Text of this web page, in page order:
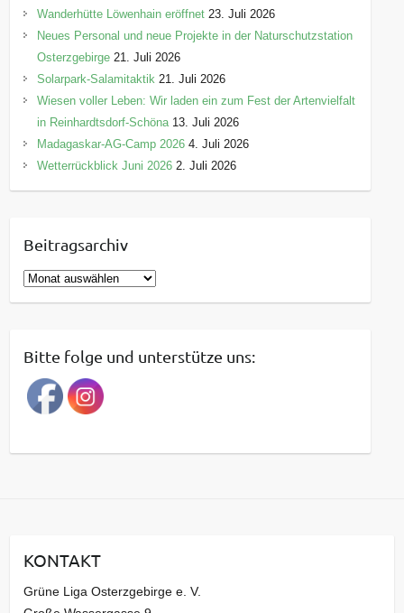
Wanderhütte Löwenhain eröffnet 23. Juli 2026
Neues Personal und neue Projekte in der Naturschutzstation
Osterzgebirge 21. Juli 2026
Solarpark-Salamitaktik 21. Juli 2026
Wiesen voller Leben: Wir laden ein zum Fest der Artenvielfalt
in Reinhardtsdorf-Schöna 13. Juli 2026
Madagaskar-AG-Camp 2026 4. Juli 2026
Wetterrückblick Juni 2026 2. Juli 2026
Beitragsarchiv
B
e
r
a
g
a
v
Bitte folge und unterstütze uns:
KONTAKT
Grüne Liga Osterzgebirge e. V.